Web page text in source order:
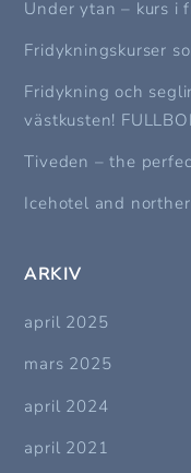
Under ytan – kurs i
Fridykningskurser
Fridykning och
västkusten!
Tiveden – the
Icehotel and
ARKIV
april 2025
mars 2025
april 2024
april 2021